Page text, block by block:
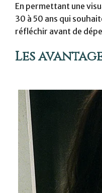
En permettant une
30 à 50 ans qui
réfléchir avant de
Les